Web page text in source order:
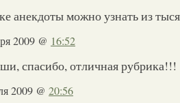
анекдоты можно узнать из
2009 @ 16:52
спасибо, отличная рубрика!!!
2009 @ 20:56